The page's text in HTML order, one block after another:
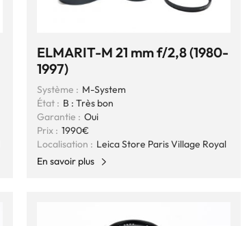
ELMARIT-M 21 mm f/2,8 (1980-
1997)
Système : M-System
État : B : Très bon
Garantie : Oui
Prix : 1990€
Localisation : Leica Store Paris Village Royal
En savoir plus